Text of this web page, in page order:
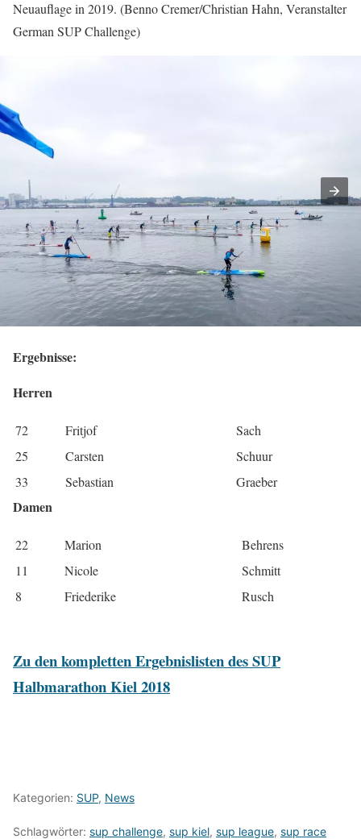
Neuauflage in 2019. (Benno Cremer/Christian Hahn, Veranstalter
German SUP Challenge)
Ergebnisse:
Herren
72 Fritjof
Sach
25
Carsten
Schuur
33
Sebastian Graeber
Damen
22 Marion
Behrens
11
Nicole
Schmitt
8
Friederike Rusch
Zu den kompletten Ergebnislisten des SUP
Halbmarathon Kiel 2018
Kategorien: SUP, News
Schlagwörter: sup challenge, sup kiel, sup league, sup race